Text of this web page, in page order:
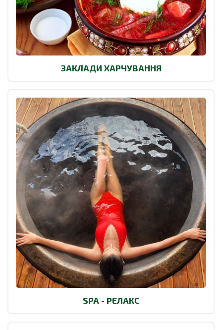
ЗАКЛАДИ ХАРЧУВАННЯ
SPA - РЕЛАКС